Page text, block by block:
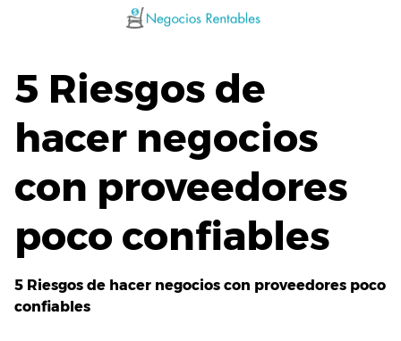
5 Riesgos de
hacer negocios
con proveedores
poco confiables
5 Riesgos de hacer negocios con proveedores poco
confiables